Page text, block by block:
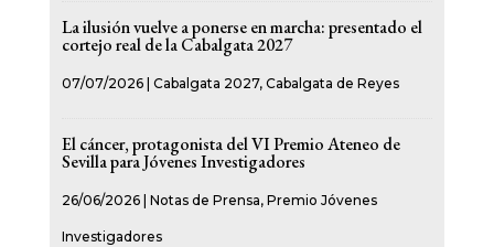
La ilusión vuelve a ponerse en marcha: presentado el
cortejo real de la Cabalgata 2027
07/07/2026| Cabalgata 2027, Cabalgata de Reyes
El cáncer, protagonista del VI Premio Ateneo de
Sevilla para Jóvenes Investigadores
26/06/2026| Notas de Prensa, Premio Jóvenes
Investigadores